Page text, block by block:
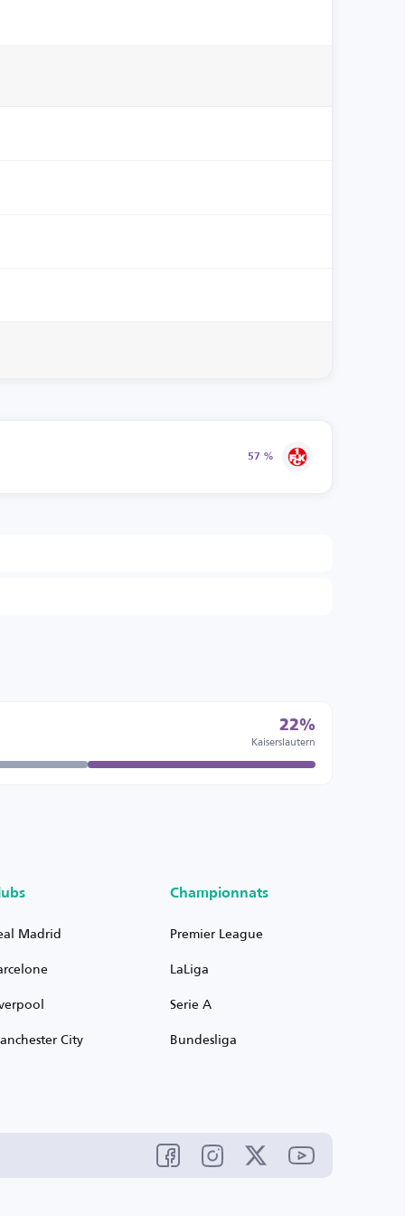
57 %
22%
Kaiserslautern
Madrid
City
Championnats
Premier League
LaLiga
Serie A
Bundesliga